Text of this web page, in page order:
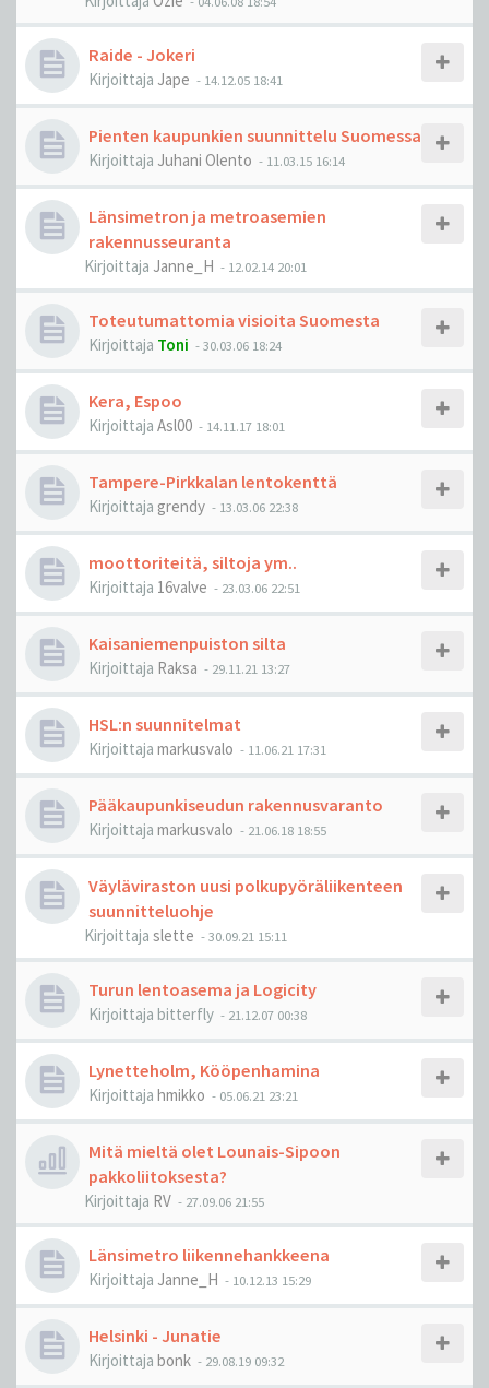
Raide - Jokeri
Kirjoittaja Jape - 14.12.05 18:41
Pienten kaupunkien suunnittelu Suomessa
Kirjoittaja Juhani Olento - 11.03.15 16:14
Länsimetron ja metroasemien
rakennusseuranta
Kirjoittaja Janne_H - 12.02.14 20:01
Toteutumattomia visioita Suomesta
Kirjoittaja Toni -30.03.06 18:24
Kera, Espoo
Kirjoittaja Asl00 - 14.11.17 18:01
Tampere-Pirkkalan lentokenttä
Kirjoittaja grendy - 13.03.06 22:38
moottoriteitä, siltoja ym..
Kirjoittaja 16valve - 23.03.06 22:51
Kaisaniemenpuiston silta
Kirjoittaja Raksa - 29.11.21 13:27
HSL:n suunnitelmat
Kirjoittaja markusvalo - 11.06.21 17:31
Pääkaupunkiseudun rakennusvaranto
Kirjoittaja markusvalo - 21.06.18 18:55
Väyläviraston uusi polkupyöräliikenteen
suunnitteluohje
Kirjoittaja slette -30.09.21 15:11
Turun lentoasema ja Logicity
Kirjoittaja bitterfly - 21.12.07 00:38
Lynetteholm, Kööpenhamina
Kirjoittaja hmikko - 05.06.21 23:21
Mitä mieltä olet Lounais-Sipoon
pakkoliitoksesta?
Kirjoittaja RV - 27.09.06 21:55
Länsimetro liikennehankkeena
Kirjoittaja Janne_H - 10.12.13 15:29
Helsinki - Junatie
Kirjoittaja bonk - 29.08.19 09:32